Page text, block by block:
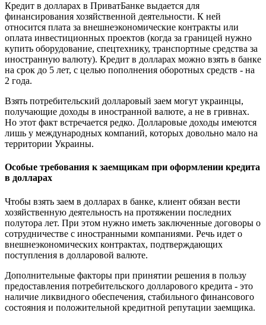
Кредит в долларах в ПриватБанке выдается для
финансирования хозяйственной деятельности. К ней
относится плата за внешнеэкономические контракты или
оплата инвестиционных проектов (когда за границей нужно
купить оборудование, спецтехнику, транспортные средства за
иностранную валюту). Кредит в долларах можно взять в банке
на срок до 5 лет, с целью пополнения оборотных средств - на
2 года.
Взять потребительский долларовый заем могут украинцы,
получающие доходы в иностранной валюте, а не в гривнах.
Но этот факт встречается редко. Долларовые доходы имеются
лишь у международных компаний, которых довольно мало на
территории Украины.
Особые требования к заемщикам при оформлении кредита
в долларах
Чтобы взять заем в долларах в банке, клиент обязан вести
хозяйственную деятельность на протяжении последних
полутора лет. При этом нужно иметь заключенные договоры о
сотрудничестве с иностранными компаниями. Речь идет о
внешнеэкономических контрактах, подтверждающих
поступления в долларовой валюте.
Дополнительные факторы при принятии решения в пользу
предоставления потребительского долларового кредита - это
наличие ликвидного обеспечения, стабильного финансового
состояния и положительной кредитной репутации заемщика.